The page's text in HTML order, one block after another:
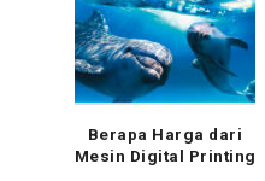
Berapa Harga dari
Mesin Digital Printing